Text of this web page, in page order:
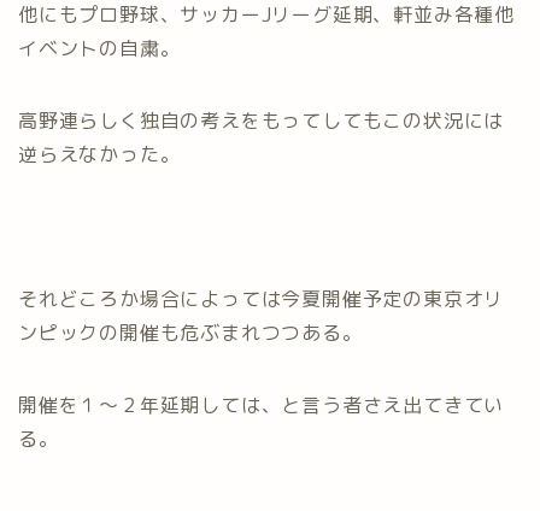
他にもプロ野球、サッカーJリーグ延期、軒並み各種他
イベントの自粛。
高野連らしく独自の考えをもってしてもこの状況には
逆らえなかった。
それどころか場合によっては今夏開催予定の東京オリ
ンピックの開催も危ぶまれつつある。
開催を１～２年延期しては、と言う者さえ出てきてい
る。